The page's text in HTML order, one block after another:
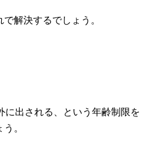
解決するでしょう。
に出される、という年齢制限を
。